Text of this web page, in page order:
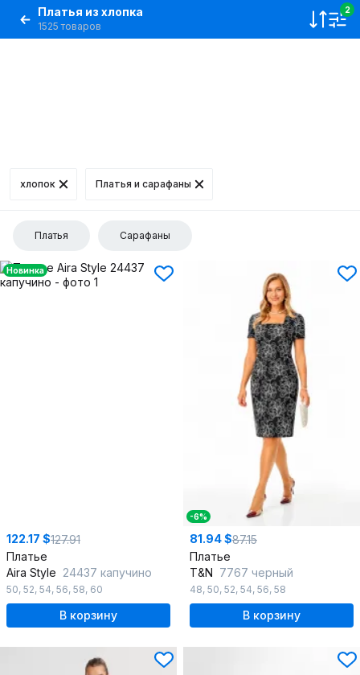
Платья из хлопка
1525 товаров
2
хлопок Платья и сарафаны
Платья Сарафаны
Новинка
122.17 $127.91
Платье
Aira Style 24437 капучино
50, 52, 54, 56, 58, 60
В корзину
-6%
81.94 $87.15
Платье
T&N 7767 черный
48, 50, 52, 54, 56, 58
В корзину